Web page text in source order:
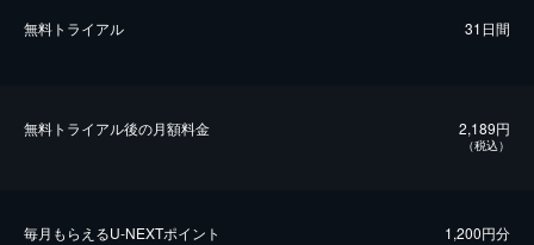
無料トライアル 31日間
無料トライアル後の⽉額料金 2,189円
（税込）
毎⽉もらえるU-NEXTポイント 1,200円分